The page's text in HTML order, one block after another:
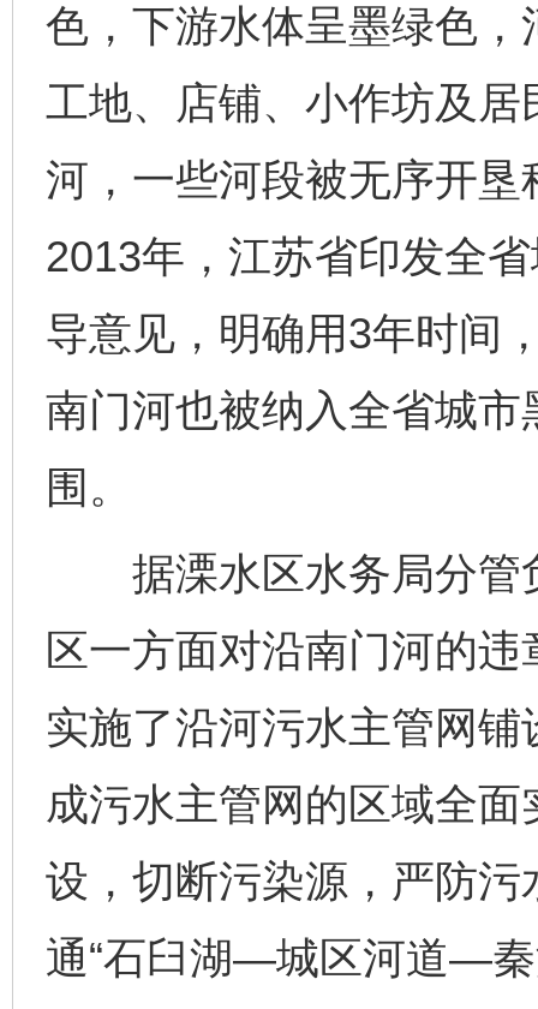
色，下游水体呈墨绿色
工地、店铺、小作坊及
河，一些河段被无序开
2013年，江苏省印发全
导意见，明确用3年时间
南门河也被纳入全省城
围。
据溧水区水务局分管
区一方面对沿南门河的
实施了沿河污水主管网
成污水主管网的区域全
设，切断污染源，严防
通“石臼湖—城区河道—秦